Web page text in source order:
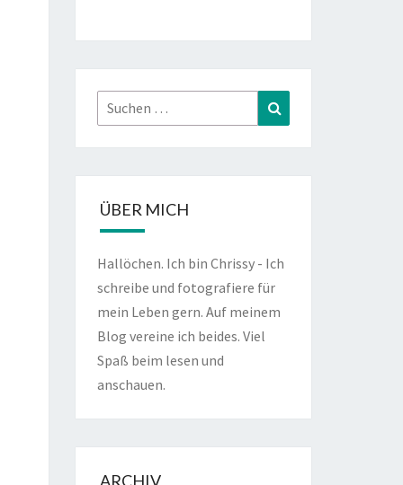
Suchen
nach:
ÜBER MICH
Hallöchen. Ich bin Chrissy - Ich
schreibe und fotografiere für
mein Leben gern. Auf meinem
Blog vereine ich beides. Viel
Spaß beim lesen und
anschauen.
ARCHIV